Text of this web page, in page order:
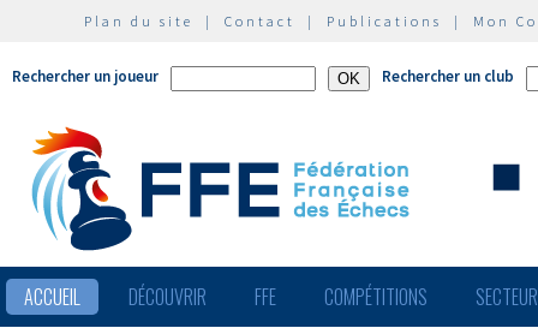
Plan du site | Contact | Publications | Mon
Rechercher un joueur Rechercher un club
ACCUEIL DÉCOUVRIR FFE COMPÉTITIONS